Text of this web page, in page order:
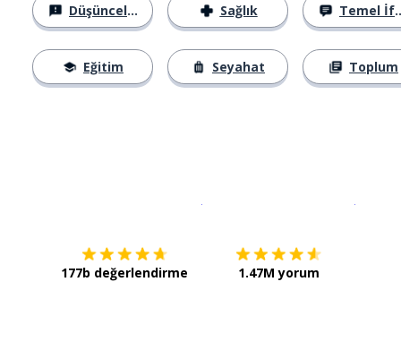
Düşünceler
Eğitim
Sağlık
Seyahat
Temel İfadeler
Toplum
177b değerlendirme 1.47M yorum